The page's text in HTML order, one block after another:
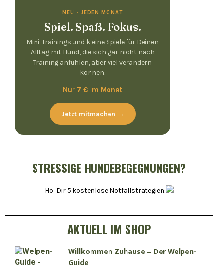
NEU · JEDEN MONAT
Spiel. Spaß. Fokus.
Mini-Trainings und kleine Spiele für Deinen
Alltag mit Hund, die sich gar nicht nach
Training anfühlen, aber viel verändern
können.
Nur 7 € im Monat
Jetzt mitmachen →
STRESSIGE HUNDEBEGEGNUNGEN?
Hol Dir 5 kostenlose Notfallstrategien:
AKTUELL IM SHOP
Willkommen Zuhause – Der Welpen-
Guide